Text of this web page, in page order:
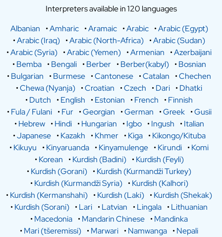
Interpreters available in 120 languages
Albanian
•Amharic •Aramaic •Arabic •Arabic (Egypt)
•Arabic (Iraq) •Arabic (North-Africa) •Arabic (Sudan)
•Arabic (Syria) •Arabic (Yemen) •Armenian •Azerbaijani
•Bemba •Bengali •Berber •Berber(kabyl) •Bosnian
•Bulgarian •Burmese •Cantonese •Catalan •Chechen
•Chewa (Nyanja) •Croatian •Czech •Dari •Dhatki
•Dutch •English •Estonian •French •Finnish
•Fula / Fulani •Fur •Georgian •German •Greek •Gusii
•Hebrew •Hindi •Hungarian •Igbo •Ingush •Italian
•Japanese •Kazakh •Khmer •Kiga •Kikongo/Kituba
•Kikuyu •Kinyaruanda •Kinyamulenge •Kirundi •Komi
•Korean •Kurdish (Badini) •Kurdish (Feyli)
•Kurdish (Gorani) •Kurdish (Kurmandži Turkey)
•Kurdish (Kurmandži Syria) •Kurdish (Kalhori)
•Kurdish (Kermanshahi) •Kurdish (Laki) •Kurdish (Shekak)
•Kurdish (Sorani) •Lari •Latvian •Lingala •Lithuanian
•Macedonia •Mandarin Chinese •Mandinka
•Mari (tšeremissi) •Marwari •Namwanga •Nepali